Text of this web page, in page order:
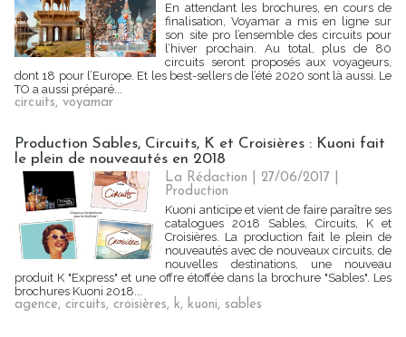
En attendant les brochures, en cours de
finalisation, Voyamar a mis en ligne sur
son site pro l’ensemble des circuits pour
l’hiver prochain. Au total, plus de 80
circuits seront proposés aux voyageurs,
dont 18 pour l’Europe. Et les best-sellers de l’été 2020 sont là aussi. Le
TO a aussi préparé...
circuits, voyamar
Production Sables, Circuits, K et Croisières : Kuoni fait
le plein de nouveautés en 2018
La Rédaction | 27/06/2017
Production
Kuoni anticipe et vient de faire paraître ses
catalogues 2018 Sables, Circuits, K et
Croisières. La production fait le plein de
nouveautés avec de nouveaux circuits, de
nouvelles destinations, une nouveau
produit K "Express" et une offre étoffée dans la brochure "Sables". Les
brochures Kuoni 2018...
agence, circuits, croisières, k, kuoni, sables